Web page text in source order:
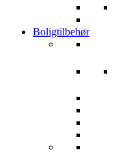
Boligtilbehør